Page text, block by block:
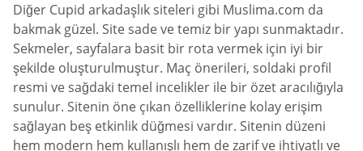
Diğer Cupid arkadaşlık siteleri gibi Muslima.com da
bakmak güzel. Site sade ve temiz bir yapı sunmaktadır.
Sekmeler, sayfalara basit bir rota vermek için iyi bir
şekilde oluşturulmuştur. Maç önerileri, soldaki profil
resmi ve sağdaki temel incelikler ile bir özet aracılığıyla
sunulur. Sitenin öne çıkan özelliklerine kolay erişim
sağlayan beş etkinlik düğmesi vardır. Sitenin düzeni
hem modern hem kullanışlı hem de zarif ve ihtiyatlı ve